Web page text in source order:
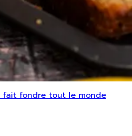
fait fondre tout le monde